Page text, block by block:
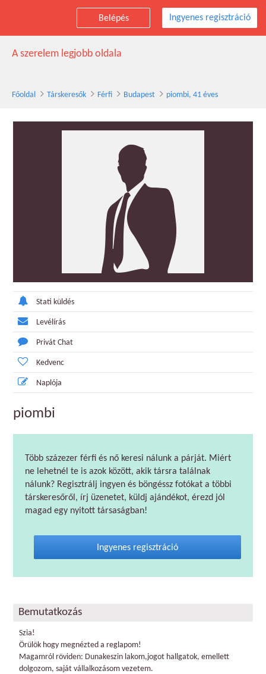
Belépés Ingyenes regisztráció
piombi társkereső férfi, 41 éves, Budapest
A szerelem legjobb oldala
Főoldal Társkeresők Férfi Budapest piombi, 41 éves
Stati küldés
Levélírás
Privát Chat
Kedvenc
Naplója
piombi
Több százezer férfi és nő keresi nálunk a párját. Miért
ne lehetnél te is azok között, akik társra találnak
nálunk? Regisztrálj ingyen és böngéssz fotókat a többi
társkeresőről, írj üzenetet, küldj ajándékot, érezd jól
magad egy nyitott társaságban!
Ingyenes regisztráció
Bemutatkozás
Szia!
Örülök hogy megnézted a reglapom!
Magamról röviden: Dunakeszin lakom,jogot hallgatok, emellett
dolgozom, saját vállalkozásom vezetem.